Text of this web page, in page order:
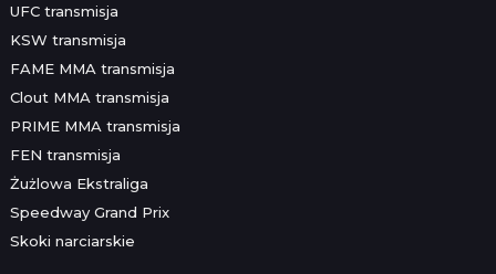
UFC transmisja
KSW transmisja
FAME MMA transmisja
Clout MMA transmisja
PRIME MMA transmisja
FEN transmisja
Żużlowa Ekstraliga
Speedway Grand Prix
Skoki narciarskie